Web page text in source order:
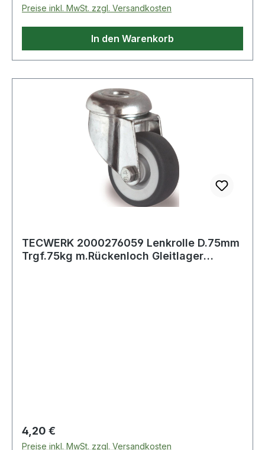
Preise inkl. MwSt. zzgl. Versandkosten
In den Warenkorb
TECWERK 2000276059 Lenkrolle D.75mm
Trgf.75kg m.Rückenloch Gleitlager
Regulärer Preis:
4,20 €
Preise inkl. MwSt. zzgl. Versandkosten